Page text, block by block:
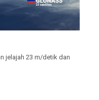
jelajah 23 m/detik dan